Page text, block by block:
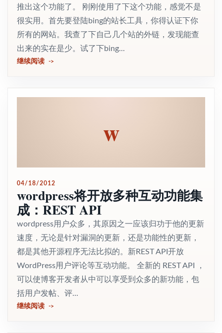
推出这个功能了。 刚刚使用了下这个功能，感觉不是
很实用。首先要登陆bing的站长工具，你得认证下你
所有的网站。我查了下自己几个站的外链，发现能查
出来的实在是少。试了下bing...
继续阅读
w
04/18/2012
wordpress将开放多种互动功能集
成：REST API
wordpress用户众多，其原因之一应该归功于他的更新
速度，无论是针对漏洞的更新，还是功能性的更新，
都是其他开源程序无法比拟的。新REST API开放
WordPress用户评论等互动功能。 全新的 REST API ，
可以使博客开发者从中可以享受到众多的新功能，包
括用户发帖、评...
继续阅读